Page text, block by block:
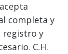
completa y
registro y
C.H.